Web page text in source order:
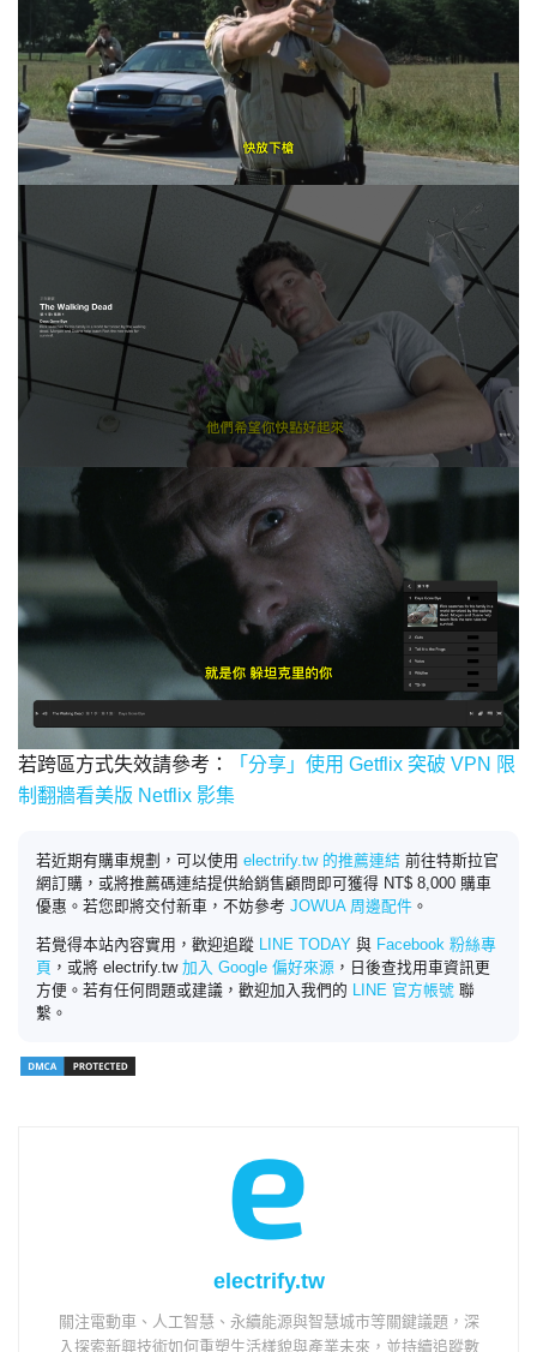
若跨區方式失效請參考：
「分享」使用 Getflix 突破 VPN 限
制翻牆看美版 Netflix 影集
若近期有購車規劃，可以使用 electrify.tw 的推薦連結 前往特斯拉官
網訂購，或將推薦碼連結提供給銷售顧問即可獲得 NT$ 8,000 購車
優惠。若您即將交付新車，不妨參考 JOWUA 周邊配件 。
若覺得本站內容實用，歡迎追蹤 LINE TODAY 與 Facebook 粉絲專
頁 ，或將 electrify.tw 加入 Google 偏好來源 ，日後查找用車資訊更
方便。若有任何問題或建議，歡迎加入我們的
LINE 官方帳號 聯
繫。
electrify.tw
關注電動車、人工智慧、永續能源與智慧城市等關鍵議題，深
入探索新興技術如何重塑生活樣貌與產業未來，並持續追蹤數